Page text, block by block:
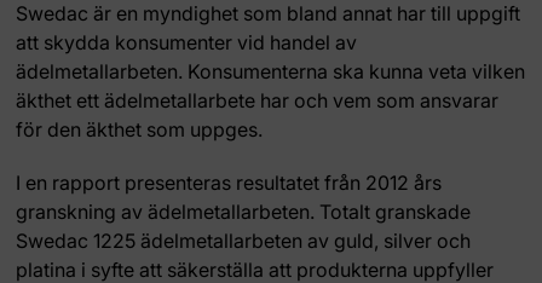
Swedac är en myndighet som bland annat har till uppgift
att skydda konsumenter vid handel av
ädelmetallarbeten. Konsumenterna ska kunna veta vilken
äkthet ett ädelmetallarbete har och vem som ansvarar
för den äkthet som uppges.
I en rapport presenteras resultatet från 2012 års
granskning av ädelmetallarbeten. Totalt granskade
Swedac 1225 ädelmetallarbeten av guld, silver och
platina i syfte att säkerställa att produkterna uppfyller